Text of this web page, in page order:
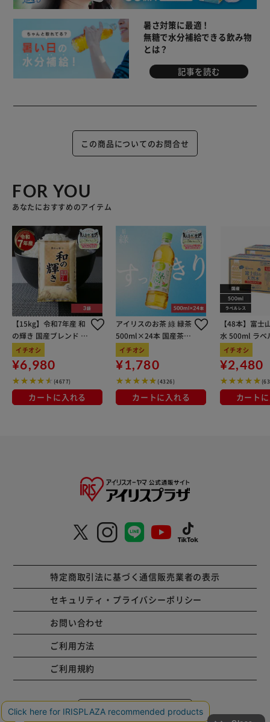
暑さ対策に最適！
無糖で水分補給できる飲み物
とは？
記事を読む
この商品についてのお問合せ
FOR YOU
あなたにおすすめのアイテム
【15kg】令和7年産 和
の輝き 国産ブレンド 5
kg×3袋
イチオシ
¥6,980
(4677)
カートに入れる
アイリスのお茶 綠 緑茶
500ml×24本 国産茶葉
100％使用
イチオシ
¥1,780
(4326)
カートに入れる
【48本】富士
水 500ml ラベ
イチオシ
¥2,480
カート
特定商取引法に基づく通信販売業者の表示
セキュリティ・プライバシーポリシー
お問い合わせ
ご利用方法
ご利用規約
コーポレートサイト